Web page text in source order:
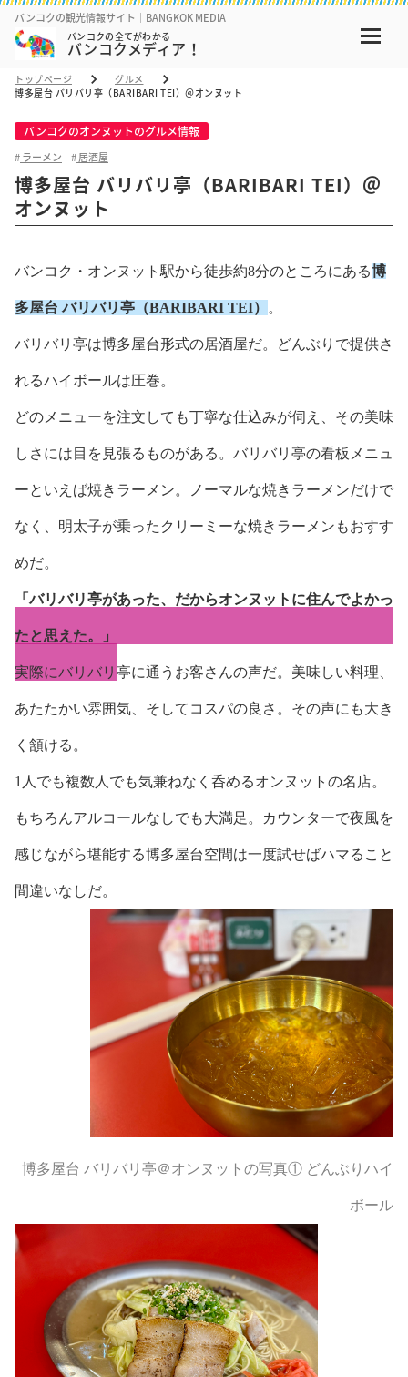
バンコクの観光情報サイト｜BANGKOK MEDIA
バンコクの全てがわかる
バンコクメディア！
トップページ
グルメ
博多屋台 バリバリ亭（BARIBARI TEI）＠オンヌット
バンコクのオンヌットのグルメ情報
ラーメン 居酒屋
博多屋台 バリバリ亭（BARIBARI TEI）＠
オンヌット
バンコク・オンヌット駅から徒歩約8分のところにある博
多屋台 バリバリ亭（BARIBARI TEI） 。
バリバリ亭は博多屋台形式の居酒屋だ。どんぶりで提供さ
れるハイボールは圧巻。
どのメニューを注文しても丁寧な仕込みが伺え、その美味
しさには目を見張るものがある。バリバリ亭の看板メニュ
ーといえば焼きラーメン。ノーマルな焼きラーメンだけで
なく、明太子が乗ったクリーミーな焼きラーメンもおすす
めだ。
「バリバリ亭があった、だからオンヌットに住んでよかっ
たと思えた。」
実際にバリバリ亭に通うお客さんの声だ。美味しい料理、
あたたかい雰囲気、そしてコスパの良さ。その声にも大き
く頷ける。
1人でも複数人でも気兼ねなく呑めるオンヌットの名店。
もちろんアルコールなしでも大満足。カウンターで夜風を
感じながら堪能する博多屋台空間は一度試せばハマること
間違いなしだ。
博多屋台 バリバリ亭＠オンヌットの写真① どんぶりハイ
ボール